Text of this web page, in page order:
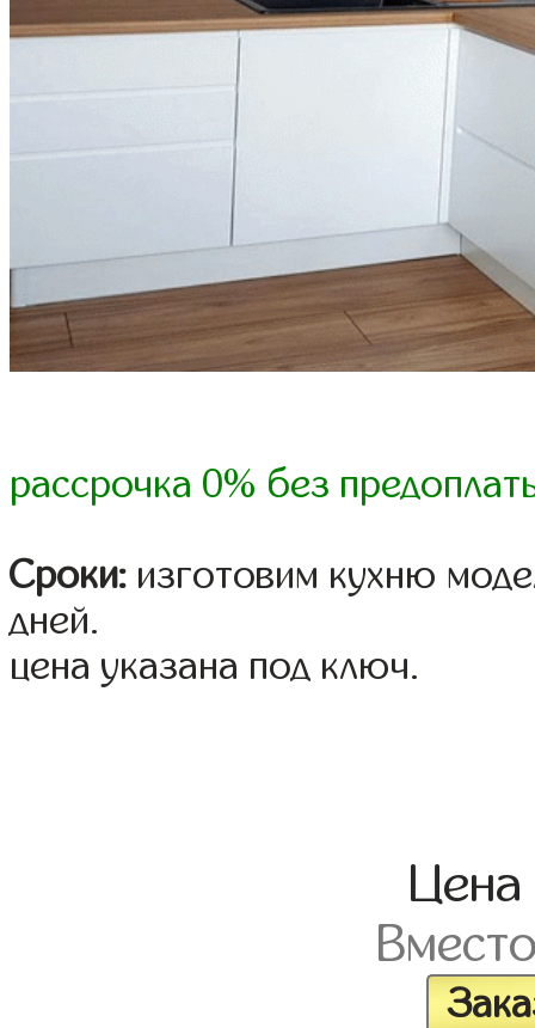
рассрочка 0% без
Сроки: изготовим кухню
дней.
цена указана под ключ.